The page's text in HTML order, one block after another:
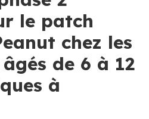
le patch
chez les
de 6 à 12
à